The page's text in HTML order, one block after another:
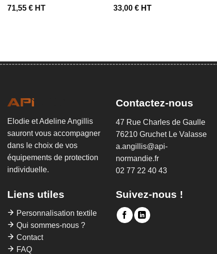
71,55 €HT 33,00 €HT
Elodie et Adeline Angillis
sauront vous accompagner
dans le choix de vos
équipements de protection
individuelle.
Contactez-nous
47 Rue Charles de Gaulle
76210 Gruchet Le Valasse
a.angillis@api-
normandie.fr
02 77 22 40 43
Liens utiles
Personnalisation textile
Qui sommes-nous ?
Contact
FAQ
Suivez-nous !